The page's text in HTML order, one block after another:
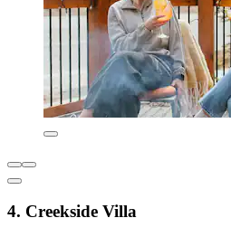
4. Creekside Villa